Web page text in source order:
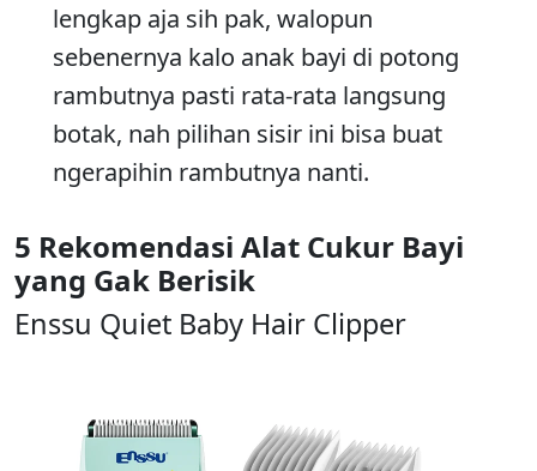
lengkap aja sih pak, walopun
sebenernya kalo anak bayi di potong
rambutnya pasti rata-rata langsung
botak, nah pilihan sisir ini bisa buat
ngerapihin rambutnya nanti.
5 Rekomendasi Alat Cukur Bayi
yang Gak Berisik
Enssu Quiet Baby Hair Clipper